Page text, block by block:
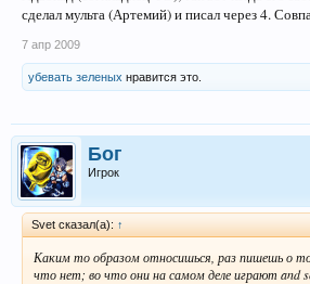
сделал мульта (Артемий) и писал через 4.
7 апр 2009
убевать зеленых нравится это.
Бог
Игрок
Svet сказал(а): ↑
Каким то образом относишься, раз пишешь о
что нет; во что они на самом деле играют and